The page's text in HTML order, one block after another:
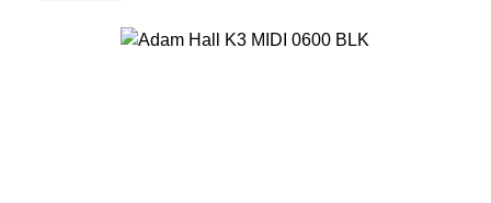
Bildergalerie überspringen